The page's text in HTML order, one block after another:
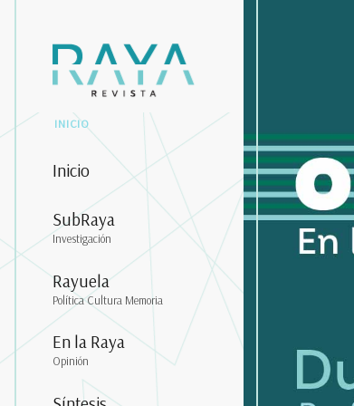
INICIO
Inicio
SubRaya
Investigación
Rayuela
Política Cultura Memoria
En la Raya
Opinión